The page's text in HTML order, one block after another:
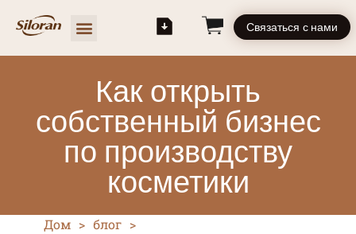
Связаться с нами
Как открыть
собственный бизнес
по производству
косметики
Дом > блог >